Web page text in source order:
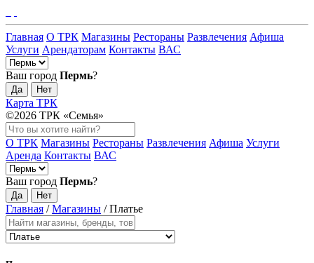
Главная О ТРК Магазины Рестораны Развлечения Афиша
Услуги Арендаторам Контакты ВАС
Ваш город Пермь?
Да Нет
Карта ТРК
©2026 ТРК «Семья»
О ТРК Магазины Рестораны Развлечения Афиша Услуги
Аренда Контакты ВАС
Ваш город Пермь?
Да Нет
Главная /Магазины /Платье